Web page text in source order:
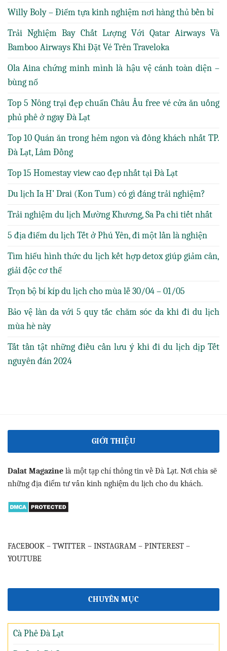
Willy Boly – Điểm tựa kinh nghiệm nơi hàng thủ bền bỉ
Trải Nghiệm Bay Chất Lượng Với Qatar Airways Và
Bamboo Airways Khi Đặt Vé Trên Traveloka
Ola Aina chứng minh mình là hậu vệ cánh toàn diện –
bùng nổ
Top 5 Nông trại đẹp chuẩn Châu Âu free vé cửa ăn uống
phủ phê ở ngay Đà Lạt
Top 10 Quán ăn trong hẻm ngon và đông khách nhất TP.
Đà Lạt, Lâm Đồng
Top 15 Homestay view cao đẹp nhất tại Đà Lạt
Du lịch Ia H’ Drai (Kon Tum) có gì đáng trải nghiệm?
Trải nghiệm du lịch Mường Khương, Sa Pa chi tiết nhất
5 địa điểm du lịch Tết ở Phú Yên, đi một lần là nghiện
Tìm hiểu hình thức du lịch kết hợp detox giúp giảm cân,
giải độc cơ thể
Trọn bộ bí kíp du lịch cho mùa lễ 30/04 – 01/05
Bảo vệ làn da với 5 quy tắc chăm sóc da khi đi du lịch
mùa hè này
Tất tần tật những điều cần lưu ý khi đi du lịch dịp Tết
nguyên đán 2024
GIỚI THIỆU
Dalat Magazine là một tạp chí thông tin về Đà Lạt. Nơi chia sẽ
những địa điểm tư vấn kinh nghiệm du lịch cho du khách.
FACEBOOK – TWITTER – INSTAGRAM – PINTEREST –
YOUTUBE
CHUYÊN MỤC
Cà Phê Đà Lạt